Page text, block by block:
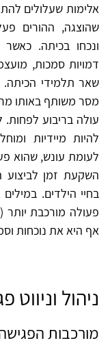
אלימות שעלולים
שהוצגה, ההורים
ונכחו בכיתה.
דמויות סמכות,
שאר תלמידי הכיתה.
מסר משותף באותו
עולה בריבוע
להיות מיידיות
לעומת עונש, שהוא
השקעת זמן לביצוע
בחיי הילדים.
פעולה מורכבת יותר
אף היא את נוכחות
ניהול
מורכבות